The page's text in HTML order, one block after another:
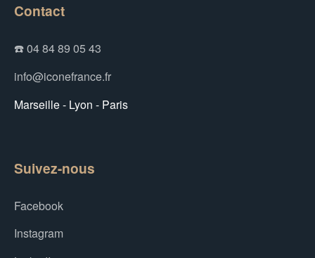
Contact
☎️ 04 84 89 05 43
info@iconefrance.fr
Marseille - Lyon - Paris
Suivez-nous
Facebook
Instagram